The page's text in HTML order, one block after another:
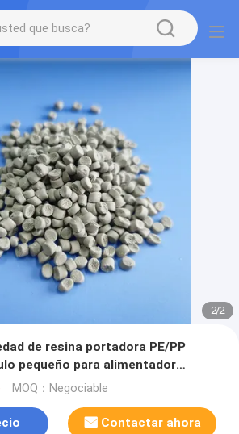
2/2
de resina portadora PE/PP
pequeño para alimentador
MOQ：Negociable
Contactar ahora